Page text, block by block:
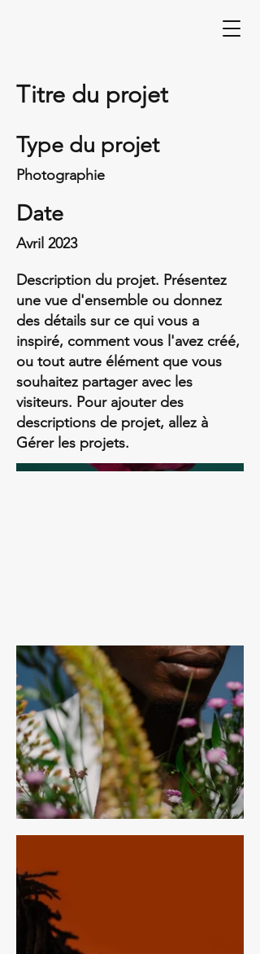
Titre du projet
Type du projet
Photographie
Date
Avril 2023
Description du projet. Présentez
une vue d'ensemble ou donnez
des détails sur ce qui vous a
inspiré, comment vous l'avez créé,
ou tout autre élément que vous
souhaitez partager avec les
visiteurs. Pour ajouter des
descriptions de projet, allez à
Gérer les projets.